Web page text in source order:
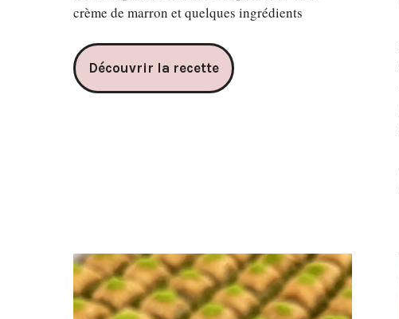
crème de marron et quelques ingrédients
Découvrir la recette